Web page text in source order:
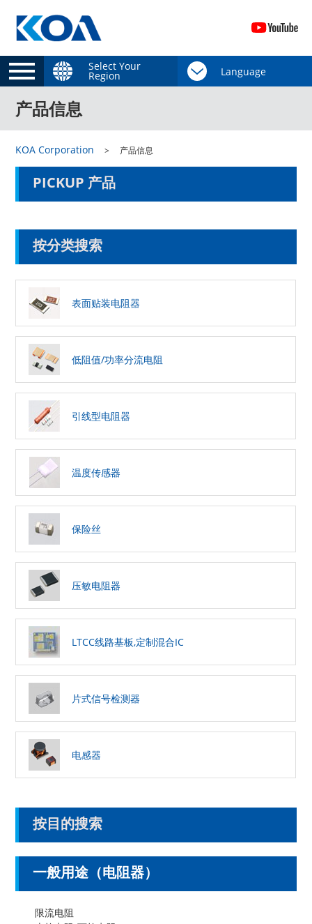
Select Your
Region
产品信息
KOA Corporation 产品信息
PICKUP 产品
按分类搜索
表面贴装电阻器
低阻值/功率分流电阻
引线型电阻器
温度传感器
保险丝
压敏电阻器
LTCC线路基板,定制混合IC
片式信号检测器
电感器
按目的搜索
一般用途（电阻器）
限流电阻